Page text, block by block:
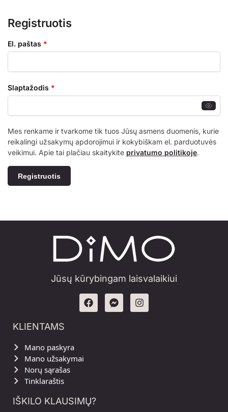
Registruotis
El. paštas *
Slaptažodis *
Mes renkame ir tvarkome tik tuos Jūsų asmens duomenis, kurie
reikalingi užsakymų apdorojimui ir kokybiškam el. parduotuvės
veikimui. Apie tai plačiau skaitykite privatumo politikoje.
Registruotis
Jūsų kūrybingam laisvalaikiui
KLIENTAMS
Mano paskyra
Mano užsakymai
Norų sąrašas
Tinklaraštis
IŠKILO KLAUSIMŲ?